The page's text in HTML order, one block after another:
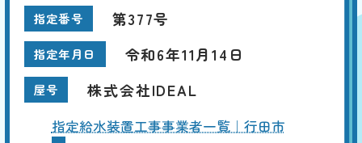
指定番号 第377号
指定年月日 令和6年11月14日
屋号 株式会社IDEAL
指定給水装置工事事業者一覧｜行田市